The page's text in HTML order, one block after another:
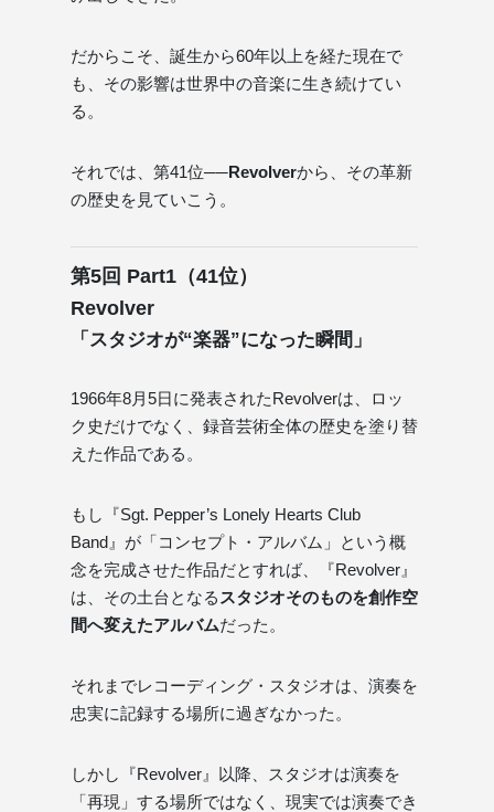
だからこそ、誕生から60年以上を経た現在で
も、その影響は世界中の音楽に生き続けてい
る。
それでは、第41位──Revolverから、その革新
の歴史を見ていこう。
第5回 Part1（41位）
Revolver
「スタジオが“楽器”になった瞬間」
1966年8月5日に発表されたRevolverは、ロッ
ク史だけでなく、録音芸術全体の歴史を塗り替
えた作品である。
もし『Sgt. Pepper’s Lonely Hearts Club
Band』が「コンセプト・アルバム」という概
念を完成させた作品だとすれば、『Revolver』
は、その土台となる スタジオそのものを創作空
間へ変えたアルバムだった。
それまでレコーディング・スタジオは、演奏を
忠実に記録する場所に過ぎなかった。
しかし『Revolver』以降、スタジオは演奏を
「再現」する場所ではなく、現実では演奏でき